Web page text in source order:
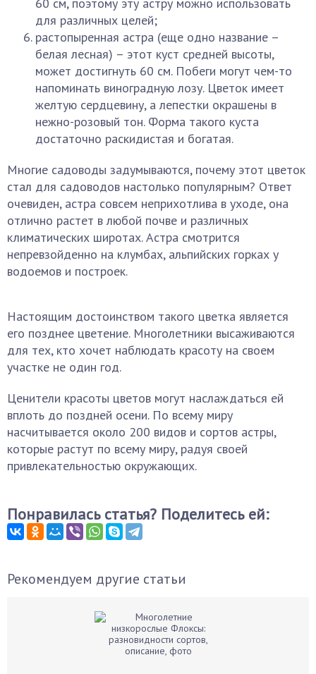
для различных целей;
растопыренная астра (еще одно название –
белая лесная) – этот куст средней высоты,
может достигнуть 60 см. Побеги могут чем-то
напоминать виноградную лозу. Цветок имеет
желтую сердцевину, а лепестки окрашены в
нежно-розовый тон. Форма такого куста
достаточно раскидистая и богатая.
Многие садоводы задумываются, почему этот цветок
стал для садоводов настолько популярным? Ответ
очевиден, астра совсем неприхотлива в уходе, она
отлично растет в любой почве и различных
климатических широтах. Астра смотрится
непревзойденно на клумбах, альпийских горках у
водоемов и построек.
Настоящим достоинством такого цветка является
его позднее цветение. Многолетники высаживаются
для тех, кто хочет наблюдать красоту на своем
участке не один год.
Ценители красоты цветов могут наслаждаться ей
вплоть до поздней осени. По всему миру
насчитывается около 200 видов и сортов астры,
которые растут по всему миру, радуя своей
привлекательностью окружающих.
Понравилась статья? Поделитесь ей:
Рекомендуем другие статьи